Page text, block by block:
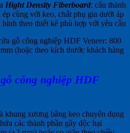
Hight Density Fiberboard: cấu thành
cùng với keo, chất phụ gia dưới áp
theo thiết kế phù hợp với yêu cầu
gỗ công nghiệp HDF Veneer: 800
(hoặc theo kích thước khách hàng
công nghiệp HDF
khung xương bằng keo chuyên dụng
các thành phần gây độc hại